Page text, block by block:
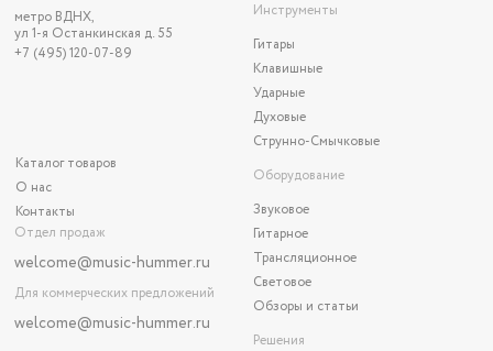
метро ВДНХ,
ул 1-я Останкинская д. 55
+7 (495) 120-07-89
Каталог товаров
О нас
Контакты
Отдел продаж
welcome@music-hummer.ru
Для коммерческих предложений
welcome@music-hummer.ru
Инструменты
Гитары
Клавишные
Ударные
Духовые
Струнно-Смычковые
Оборудование
Звуковое
Гитарное
Трансляционное
Световое
Обзоры и статьи
Решения